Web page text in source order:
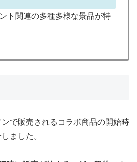
ト関連の多種多様な景品が特
で販売されるコラボ商品の開始時
ました。